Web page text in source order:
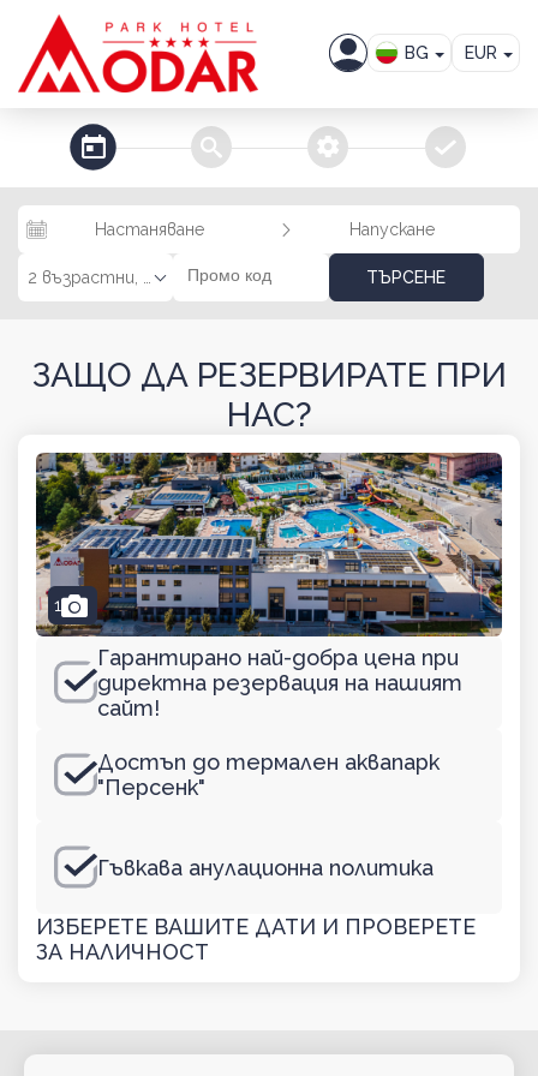
BG
EUR
steps_calendar search extra_services confirm
Настаняване Напускане
ТЪРСЕНЕ
ЗАЩО ДА РЕЗЕРВИРАТЕ ПРИ
НАС?
1camera
Гарантирано най-добра цена при
директна резервация на нашият
сайт!
Достъп до термален аквапарк
"Персенк"
Гъвкава анулационна политика
ИЗБЕРЕТЕ ВАШИТЕ ДАТИ И ПРОВЕРЕТЕ
ЗА НАЛИЧНОСТ